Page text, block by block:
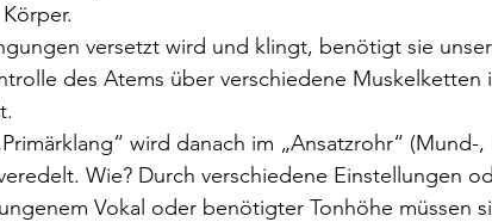
versetzt wird und klingt, benötigt sie
des Atems über verschiedene Muskelketten
wird danach im „Ansatzrohr“ (Mund-,
Wie? Durch verschiedene Einstellungen
Vokal oder benötigter Tonhöhe müssen